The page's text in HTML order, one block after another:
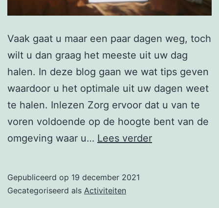
Vaak gaat u maar een paar dagen weg, toch
wilt u dan graag het meeste uit uw dag
halen. In deze blog gaan we wat tips geven
waardoor u het optimale uit uw dagen weet
te halen. Inlezen Zorg ervoor dat u van te
voren voldoende op de hoogte bent van de
omgeving waar u… Lees verderTips
Gepubliceerd op 19 december 2021
Gecategoriseerd als Activiteiten